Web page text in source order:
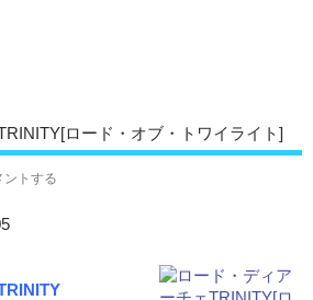
ロード・オブ・トワイライト]
ントする